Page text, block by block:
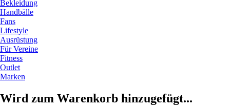
Bekleidung
Handbälle
Fans
Lifestyle
Ausrüstung
Für Vereine
Fitness
Outlet
Marken
Wird zum Warenkorb hinzugefügt...